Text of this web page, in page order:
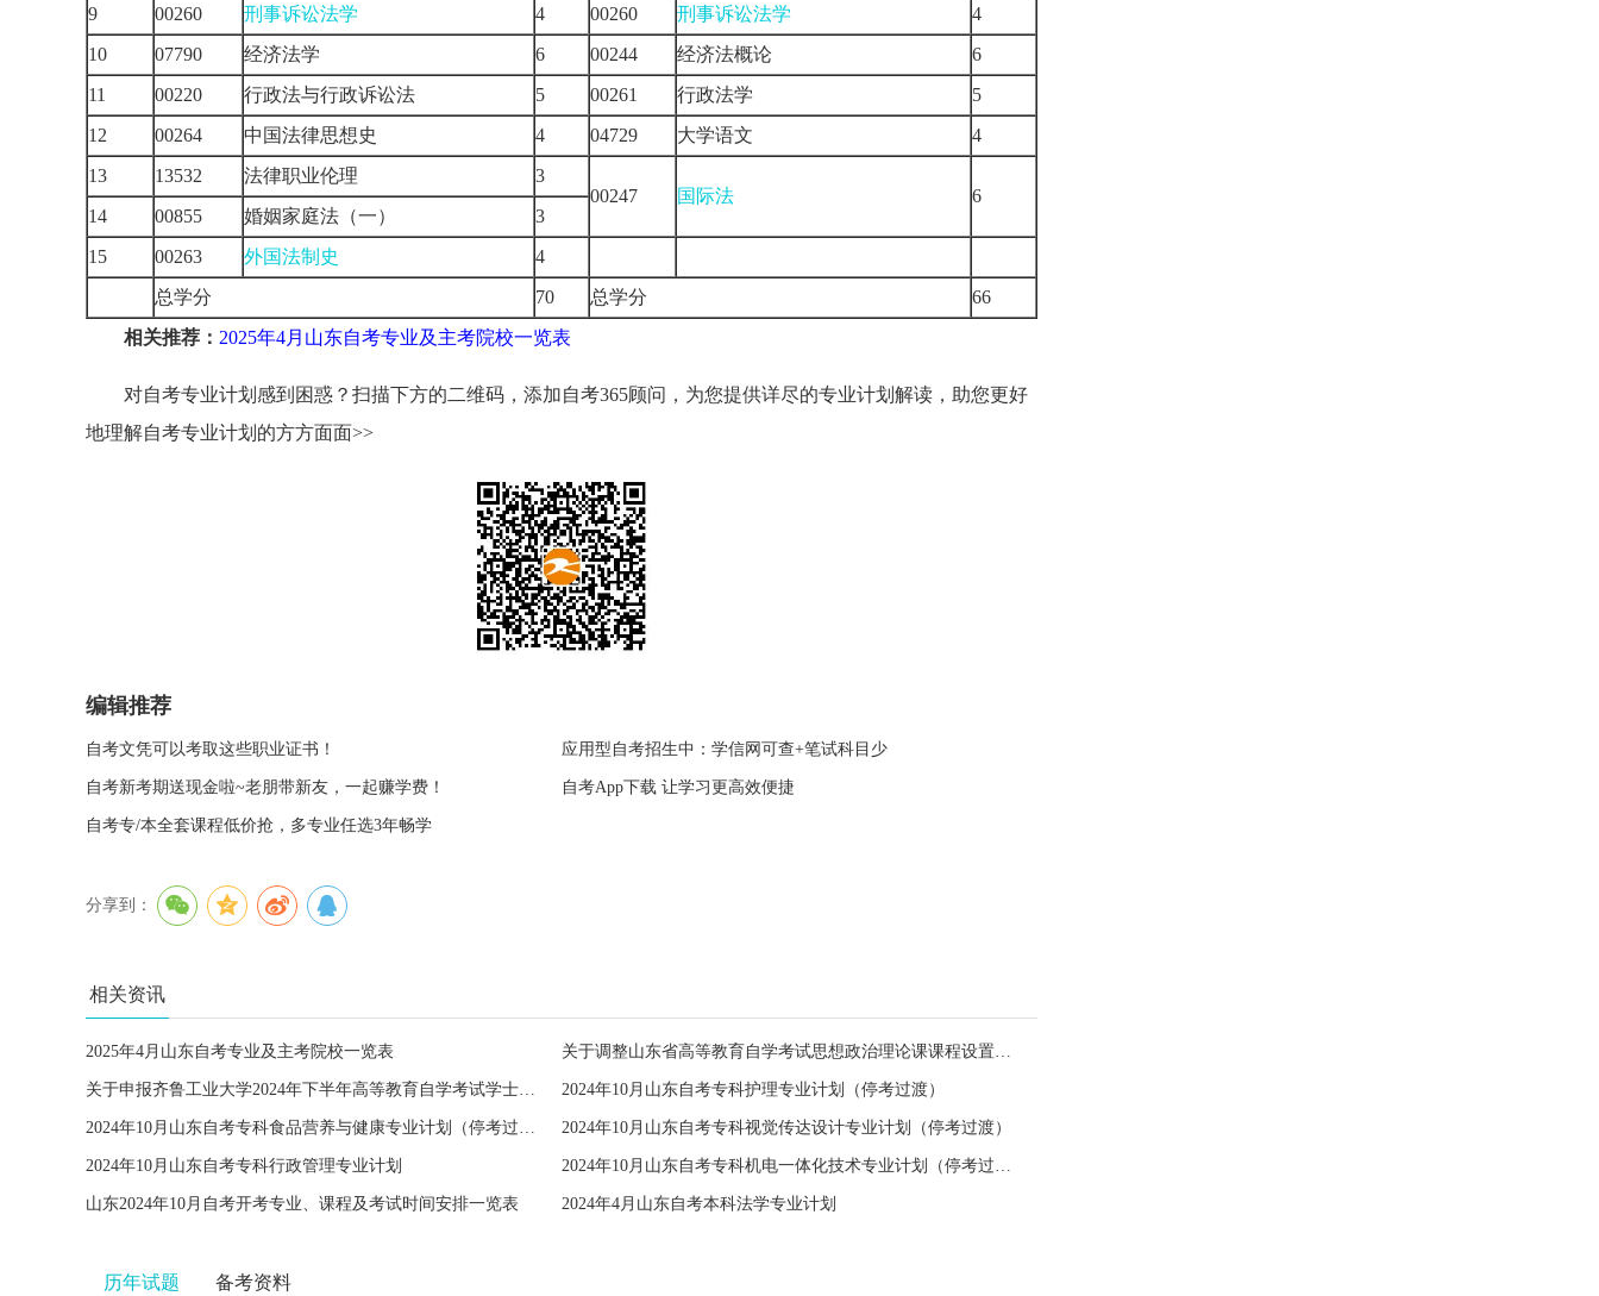
9
00260 刑事诉讼法学 4 00260 刑事诉讼法学
4
10
07790 经济法学 6 00244 经济法概论
6
11
00220 行政法与行政诉讼法 5 00261 行政法学
5
12
00264 中国法律思想史 4 04729 大学语文
4
13
13532 法律职业伦理
3
00247
国际法
6
14
00855 婚姻家庭法（一）
3
15
00263 外国法制史
4
总学分
70 总学分
66
相关推荐： 2025年4月山东自考专业及主考院校一览表
对自考专业计划感到困惑？扫描下方的二维码，添加自考365顾问，为您提供详尽的专业计划解读，助您更好
地理解自考专业计划的方方面面>>
编辑推荐
自考文凭可以考取这些职业证书！ 应用型自考招生中：学信网可查+笔试科目少
自考新考期送现金啦~老朋带新友，一起赚学费！ 自考App下载 让学习更高效便捷
自考专/本全套课程低价抢，多专业任选3年畅学
分享到：
相关资讯
2025年4月山东自考专业及主考院校一览表 关于调整山东省高等教育自学考试思想政治理论课课程设置的通知
关于申报齐鲁工业大学2024年下半年高等教育自学考试学士学位的通知 2024年10月山东自考专科护理专业计划（停考过渡）
2024年10月山东自考专科食品营养与健康专业计划（停考过渡） 2024年10月山东自考专科视觉传达设计专业计划（停考过渡）
2024年10月山东自考专科行政管理专业计划 2024年10月山东自考专科机电一体化技术专业计划（停考过渡）
山东2024年10月自考开考专业、课程及考试时间安排一览表 2024年4月山东自考本科法学专业计划
历年试题 备考资料